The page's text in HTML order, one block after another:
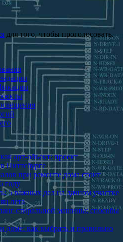
для того, чтобы проголосовать.
арт-объект: проект
Питтсбурге
при ремонте дома стоит
году
5 важных дел на дачном участке
лета
стиральной машины: способы
доме: как выбрать и пра­вильно